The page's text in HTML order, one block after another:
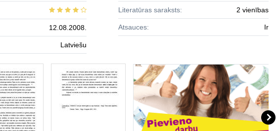
12.08.2008.
Latviešu
Literatūras saraksts: 2 vienības
Atsauces: Ir